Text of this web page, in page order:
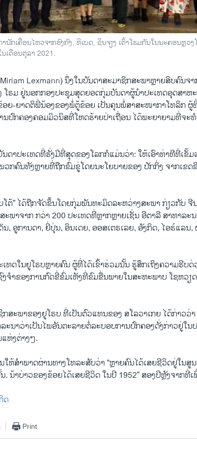
ກເຄື່ອນໄຫວຈາກຮົງກົງ, ທິເບດ, ຊິນຈຽງ ເຕົ້າໂຮມກັນໃນນະຄອນຫຼວ
ເດືອນຕຸລາ 2021.
Lexmann) ນຶ່ງໃນບັນດາສະມາຊິກສະພາຫຼາຍສິບຄົນຈ
ໂຣມ ຢູ່ນອກກອງປະຊຸມສຸດຍອດກຸ່ມບັນດາຜູ້ນຳປະເທດອຸດສາຫ
ອຍ-ຍາດຕິພີ່ນ້ອງຂອງພໍ່ຕູ້ຂ້ອຍ ເປັນຄຸນພໍ່ສາສະໜາກາໂທລິກ ຜູ້
ນປົກຄອງຄອມມິວນິສທີ່ໂຫດຮ້າຍປ່າເຖື່ອນ ໄດ້ພະຍາຍາມທີ່ຈະ
ດາປະເທດທີ່ຮັ່ງມີທີ່ສຸດຂອງໂລກກໍແມ່ນວ່າ: ໃຫ້ເອົາທ່າທີທີ່ເຂັ້ມ
ກຄົນທັງຫຼາຍທີ່ຖືກຂົ່ມຂູ່ໂດຍນະໂຍບາຍຂອງ ປັກກິ່ງ ຈາກເຂດ
ໂຕ້” ໄດ້ຖືກຈັດຂຶ້ນໂດຍກຸ່ມພັນທະມິດລະຫວ່າງສະພາ ກ່ຽວກັບ ຈີ
ພາຈາກ ກວ່າ 200 ປະເທດທີ່ຫຼາກຫຼາຍເຊັ່ນ ອີຕາລີ ສາທາລະ
ນ, ອູການດາ, ຍີ່ປຸ່ນ, ອິນເດຍ, ອອສເຕຣເລຍ, ອັງກິດ, ໄອຣ໌ແລນ,
ທດໃນຢູໂຣບຫຼາຍຄົນ ຜູ້ທີ່ໄດ້ເຂົ້າຮ່ວມນັ້ນ ຮູ້ສຶກເຖິງຄວາມຮີບ
ຈຳຂອງການກົດຂີ່ຂົ່ມເຫັງທີ່ຂົມຂື່ນພາຍໃນສະຫະພາບ ໂຊຫວຽ
ສະພາຂອງຢູໂຣບ ທີ່ເປັນຕົວແທນຂອງ ສໂລວາເກຍ ໄດ້ກ່າວວ່
ະນາວ່າເປັນໄພອັນຕະລາຍຕໍ່ລະບອບການປົກຄອງດັ່ງກ່າວຢູ່ໃນ
ຫ່ງຕ່າງໆ.
ໃຫ້ສຳພາດຜ່ານທາງໂທລະສັບວ່າ “ຫຼາຍຄົນໄດ້ເສຍຊີວິດຢູ່ໃນສູ
ນ້າບ່າວຂອງຂ້ອຍໄດ້ເສຍຊີວິດ ໃນປີ 1952” ສອງປີຫຼັງຈາກທີ່
ດ
Print